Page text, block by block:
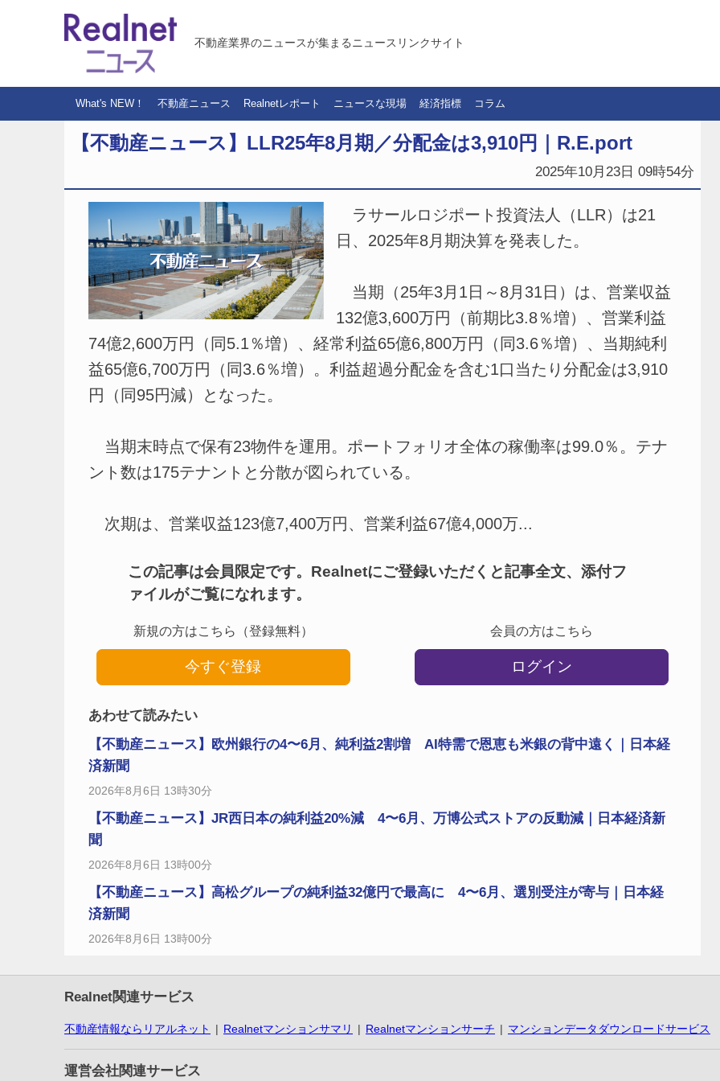
不動産業界のニュースが集まるニュースリンクサイト
What's NEW！ 不動産ニュース Realnetレポート ニュースな現場 経済指標 コラム
【不動産ニュース】LLR25年8月期／分配金は3,910円｜R.E.port
2025年10月23日 09時54分
ラサールロジポート投資法人（LLR）は21
日、2025年8月期決算を発表した。
当期（25年3月1日～8月31日）は、営業収益
132億3,600万円（前期比3.8％増）、営業利益
74億2,600万円（同5.1％増）、経常利益65億6,800万円（同3.6％増）、当期純利
益65億6,700万円（同3.6％増）。利益超過分配金を含む1口当たり分配金は3,910
円（同95円減）となった。
当期末時点で保有23物件を運用。ポートフォリオ全体の稼働率は99.0％。テナ
ント数は175テナントと分散が図られている。
次期は、営業収益123億7,400万円、営業利益67億4,000万...
この記事は会員限定です。Realnetにご登録いただくと記事全文、添付フ
ァイルがご覧になれます。
新規の方はこちら（登録無料）
今すぐ登録
会員の方はこちら
ログイン
あわせて読みたい
【不動産ニュース】欧州銀行の4〜6月、純利益2割増 AI特需で恩恵も米銀の背中遠く｜日本経
済新聞
2026年8月6日 13時30分
【不動産ニュース】JR西日本の純利益20%減 4〜6月、万博公式ストアの反動減｜日本経済新
聞
2026年8月6日 13時00分
【不動産ニュース】高松グループの純利益32億円で最高に 4〜6月、選別受注が寄与｜日本経
済新聞
2026年8月6日 13時00分
Realnet関連サービス
不動産情報ならリアルネット Realnetマンションサマリ Realnetマンションサーチ マンションデータダウンロードサービス
運営会社関連サービス